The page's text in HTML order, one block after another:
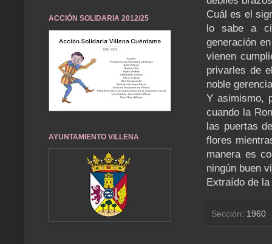
Cuál es el
lo sabe a
generación
vienen
privarles de
noble
Y asimismo,
cuando la
las puertas
flores
manera es
ningún buen
Extraído de
Sección: 1960
ACCIÓN SOLIDARIA 2012/25
AYUNTAMIENTO VILLENA